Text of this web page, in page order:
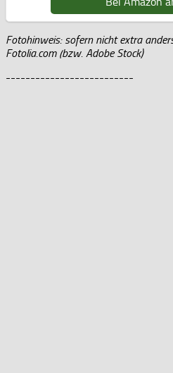
Fotohinweis: sofern nicht extra
Fotolia.com (bzw. Adobe Stock)
--------------------------